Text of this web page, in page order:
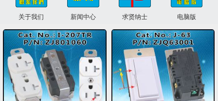
关于我们 新闻中心 求贤纳士 电脑版